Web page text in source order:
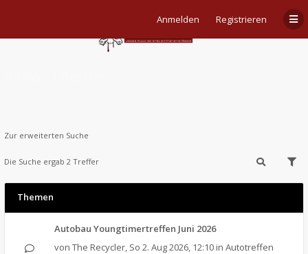
Anmelden Registrieren
Zur erweiterten Suche
Die Suche ergab 2 Treffer
Themen
Autobau Youngtimertreffen Juni 2026
von The Recycler, So 2. Aug 2026, 12:10 in Autotreffen